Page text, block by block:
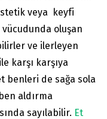
veya keyfi
oluşan
ve ilerleyen
karşı karşıya
benleri de sağa sola
aldırma
sayılabilir. Et